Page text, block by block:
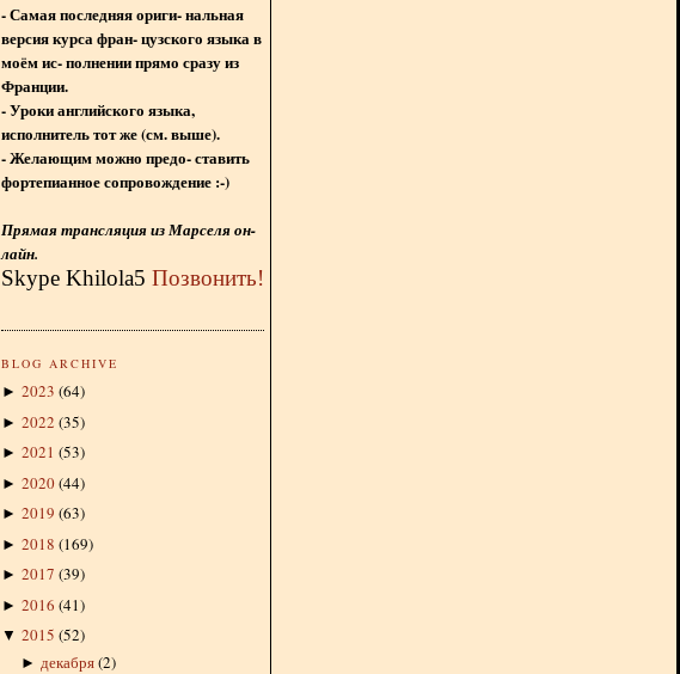
- Самая последняя ориги- нальная
версия курса фран- цузского языка в
моём ис- полнении прямо сразу из
Франции.
- Уроки английского языка,
исполнитель тот же (см. выше).
- Желающим можно предо- ставить
фортепианное сопровождение :-)
Прямая трансляция из Марселя он-
лайн.
Skype Khilola5 Позвонить!
BLOG ARCHIVE
► 2023 (64)
► 2022 (35)
► 2021 (53)
► 2020(44)
► 2019 (63)
► 2018 (169)
► 2017 (39)
► 2016 (41)
▼ 2015 (52)
► декабря(2)